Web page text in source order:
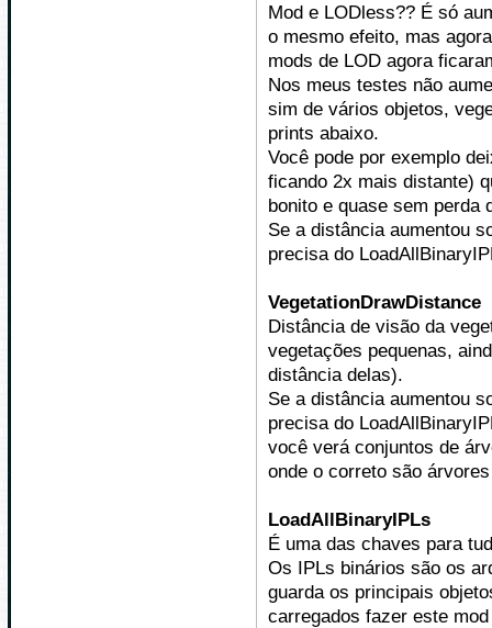
Mod e LODless?? É só
o mesmo efeito, mas
mods de LOD agora
Nos meus testes não
sim de vários objetos,
prints abaixo.
Você pode por exemplo
ficando 2x mais distante)
bonito e quase sem perda
Se a distância aumentou
precisa do
VegetationDrawDistance
Distância de visão da
vegetações pequenas,
distância delas).
Se a distância aumentou
precisa do
você verá conjuntos de
onde o correto são
LoadAllBinaryIPLs
É uma das chaves para
Os IPLs binários são os
guarda os principais
carregados fazer este